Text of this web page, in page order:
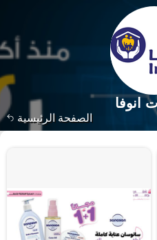
الصفحة الرئيسية
انوفا